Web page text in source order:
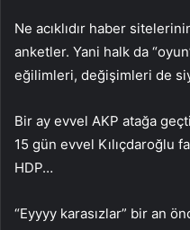
Ne acıklıdır haber
anketler. Yani halk da
eğilimleri, değişimleri de
Bir ay evvel AKP atağa
15 gün evvel Kılıçdaroğlu
HDP…
“Eyyyy karasızlar” bir an